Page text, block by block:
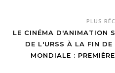
PLUS
LE CINÉMA D'ANIMATION
DE L'URSS À LA FIN DE
MONDIALE :